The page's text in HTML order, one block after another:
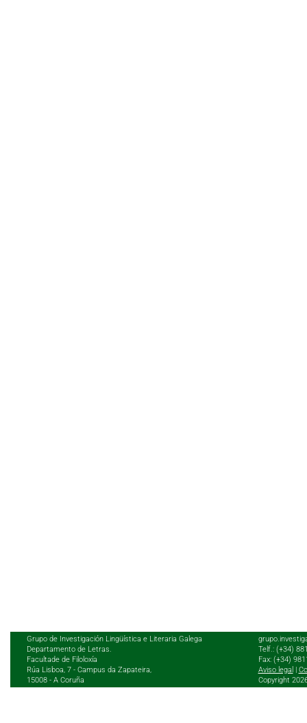
Grupo de Investigación Lingüística e Literaria Galega
Departamento de Letras.
Facultade de Filoloxía
Rúa Lisboa, 7 - Campus da Zapateira,
15008 - A Coruña
Telf.: (+34)
Fax: (+34)
Aviso legal
Copyright